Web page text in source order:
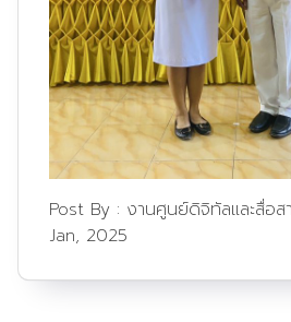
Post By : งานศูนย์ดิจิทัลและสื่อส
Jan, 2025